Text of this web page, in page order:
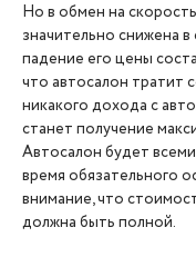
Но в обмен на
значительно снижена
падение его цены
что автосалон тратит
никакого дохода с
станет получение
Автосалон будет
время обязательного
внимание, что
должна быть полной.